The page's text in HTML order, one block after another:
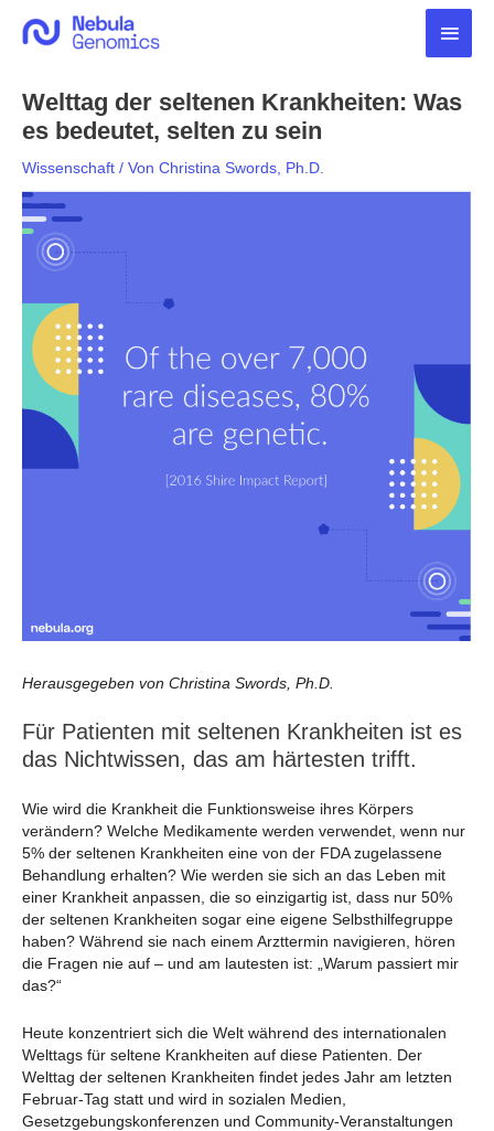
Inhalt
Welttag der seltenen Krankheiten: Was
es bedeutet, selten zu sein
Wissenschaft / Von Christina Swords, Ph.D.
Herausgegeben von Christina Swords, Ph.D.
Für Patienten mit seltenen Krankheiten ist es
das Nichtwissen, das am härtesten trifft.
Wie wird die Krankheit die Funktionsweise ihres Körpers
verändern? Welche Medikamente werden verwendet, wenn nur
5% der seltenen Krankheiten eine von der FDA zugelassene
Behandlung erhalten? Wie werden sie sich an das Leben mit
einer Krankheit anpassen, die so einzigartig ist, dass nur 50%
der seltenen Krankheiten sogar eine eigene Selbsthilfegruppe
haben? Während sie nach einem Arzttermin navigieren, hören
die Fragen nie auf – und am lautesten ist: „Warum passiert mir
das?“
Heute konzentriert sich die Welt während des internationalen
Welttags für seltene Krankheiten auf diese Patienten. Der
Welttag der seltenen Krankheiten findet jedes Jahr am letzten
Februar-Tag statt und wird in sozialen Medien,
Gesetzgebungskonferenzen und Community-Veranstaltungen